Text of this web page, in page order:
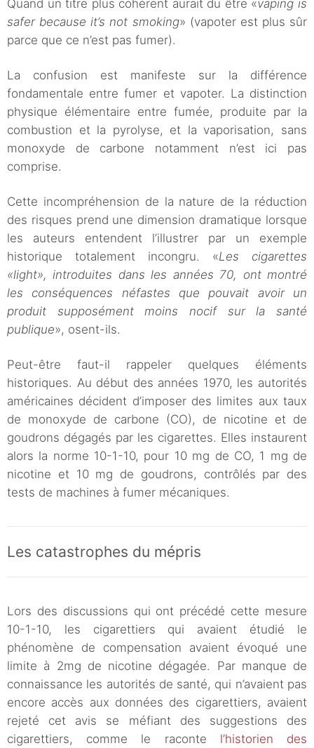
Quand un titre plus cohérent aurait du être «vaping is
safer because it’s not smoking» (vapoter est plus sûr
parce que ce n’est pas fumer).
La confusion est manifeste sur la différence
fondamentale entre fumer et vapoter. La distinction
physique élémentaire entre fumée, produite par la
combustion et la pyrolyse, et la vaporisation, sans
monoxyde de carbone notamment n’est ici pas
comprise.
Cette incompréhension de la nature de la réduction
des risques prend une dimension dramatique lorsque
les auteurs entendent l’illustrer par un exemple
historique totalement incongru. «Les cigarettes
«light», introduites dans les années 70, ont montré
les conséquences néfastes que pouvait avoir un
produit supposément moins nocif sur la santé
publique», osent-ils.
Peut-être faut-il rappeler quelques éléments
historiques. Au début des années 1970, les autorités
américaines décident d’imposer des limites aux taux
de monoxyde de carbone (CO), de nicotine et de
goudrons dégagés par les cigarettes. Elles instaurent
alors la norme 10-1-10, pour 10 mg de CO, 1 mg de
nicotine et 10 mg de goudrons, contrôlés par des
tests de machines à fumer mécaniques.
Les catastrophes du mépris
Lors des discussions qui ont précédé cette mesure
10-1-10, les cigarettiers qui avaient étudié le
phénomène de compensation avaient évoqué une
limite à 2mg de nicotine dégagée. Par manque de
connaissance les autorités de santé, qui n’avaient pas
encore accès aux données des cigarettiers, avaient
rejeté cet avis se méfiant des suggestions des
cigarettiers, comme le raconte l’historien des